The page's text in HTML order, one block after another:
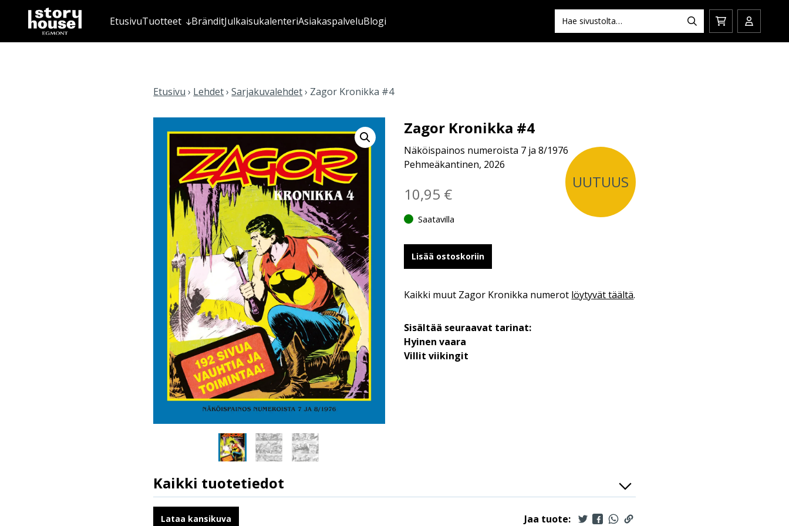
EtusivuTuotteet BränditJulkaisukalenteriAsiakaspalveluBlogi
Hae:
Hae
Siirry
Avaa/
Etusivu › Lehdet›Sarjakuvalehdet› Zagor Kronikka #4
Zagor Kronikka #4
Näköispainos numeroista 7 ja 8/1976
Pehmeäkantinen, 2026
10,95 €
UUTUUS
Saatavilla
Lisää ostoskoriin
Kaikki muut Zagor Kronikka numerot löytyvät täältä.
Sisältää seuraavat tarinat:
Hyinen vaara
Villit viikingit
Kaikki tuotetiedot
ISBN
9789523348486
Ilmestymispäivä
Lataa kansikuva Jaa tuote: